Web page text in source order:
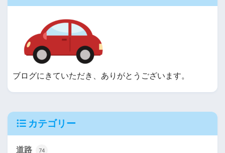
ブログにきていただき、ありがとうございます。
カテゴリー
道路 74